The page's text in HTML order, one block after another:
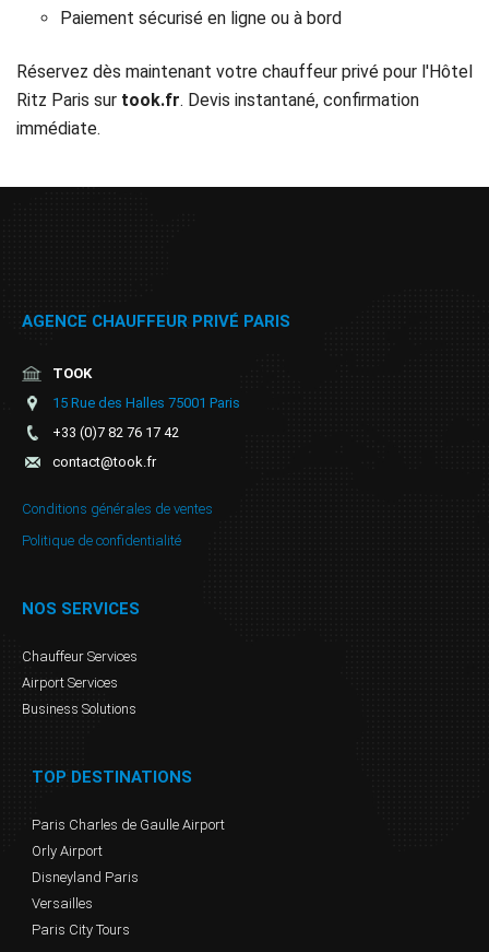
Paiement sécurisé en ligne ou à bord
Réservez dès maintenant votre chauffeur privé pour l'Hôtel
Ritz Paris sur took.fr. Devis instantané, confirmation
immédiate.
AGENCE CHAUFFEUR PRIVÉ PARIS
TOOK
15 Rue des Halles 75001 Paris
+33 (0)7 82 76 17 42
contact@took.fr
Conditions générales de ventes
Politique de confidentialité
NOS SERVICES
Chauffeur Services
Airport Services
Business Solutions
TOP DESTINATIONS
Paris Charles de Gaulle Airport
Orly Airport
Disneyland Paris
Versailles
Paris City Tours